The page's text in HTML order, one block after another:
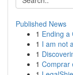
Published News
1 Ending a
1 I am not
1
1 Comprar